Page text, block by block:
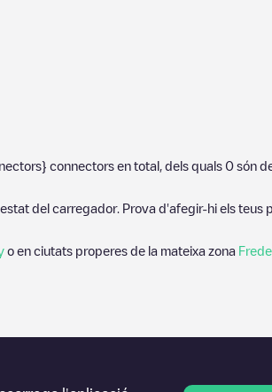
connectors en total, dels quals 0 són
del carregador. Prova d'afegir-hi els teus
o en ciutats properes de la mateixa zona